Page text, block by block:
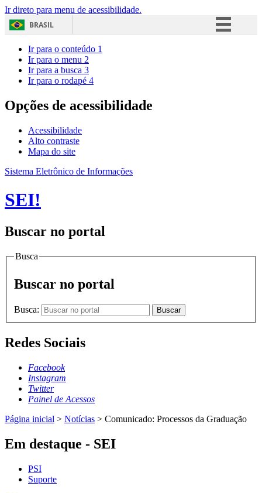
Ir direto para menu de acessibilidade.
BRASIL
Acesso à informação
Ir para o conteúdo 1
Ir para o menu 2
Ir para a busca 3
Ir para o rodapé 4
Opções de acessibilidade
Acessibilidade
Alto contraste
Mapa do site
Sistema Eletrônico de Informações
SEI!
Buscar no portal
Busca
Buscar no portal
Busca: Buscar
Redes Sociais
Facebook
Instagram
Twitter
Painel de Acessos
Página inicial > Notícias > Comunicado: Processos da Graduação
Em destaque - SEI
PSI
Suporte